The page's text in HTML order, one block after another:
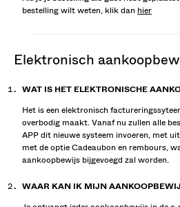
bestelling wilt weten, klik dan hier
elektronisch
WAT IS HET ELEKTRONISCHE
Het is een elektronisch
overbodig maakt. Vanaf nu zullen alle
APP dit nieuwe systeem invoeren, met
met de optie Cadeaubon en rembours,
aankoopbewijs bijgevoegd zal worden.
WAAR KAN IK MIJN